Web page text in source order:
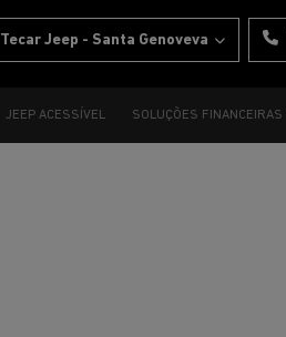
Tecar Jeep - Santa Genoveva
JEEP ACESSÍVEL SOLUÇÕES FINANCEIRAS